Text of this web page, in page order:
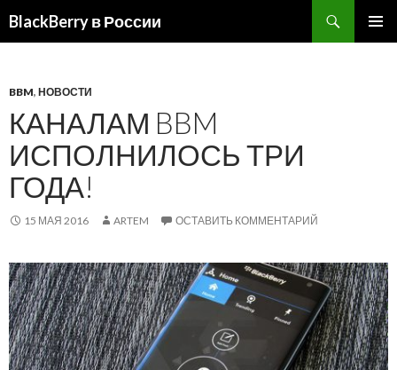
BlackBerry в России
BBM, НОВОСТИ
КАНАЛАМ BBM
ИСПОЛНИЛОСЬ ТРИ
ГОДА!
15 МАЯ 2016 ARTEM ОСТАВИТЬ КОММЕНТАРИЙ